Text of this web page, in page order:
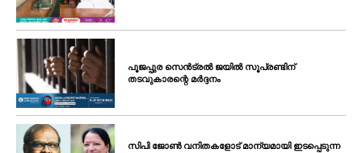
പൂജപ്പുര സെൻട്രൽ ജയിൽ സൂപ്രണ്ടിന്
തടവുകാരന്റെ മർദ്ദനം
സിപി ജോൺ വനിതകളോട് മാന്യമായി ഇടപ്പെടുന്ന